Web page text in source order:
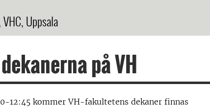
Uppsala
på VH
12:45 kommer VH-fakultetens dekaner finnas